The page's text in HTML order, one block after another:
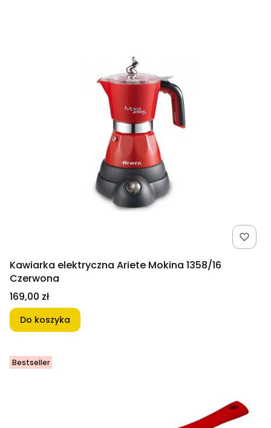
Kawiarka elektryczna Ariete Mokina 1358/16
Czerwona
Cena
169,00 zł
Do koszyka
Bestseller